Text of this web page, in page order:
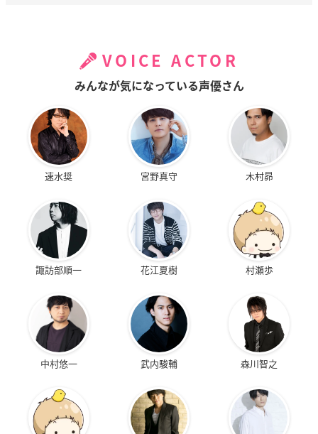
VOICE ACTOR
みんなが気になっている声優さん
速水奨 宮野真守 木村昴
諏訪部順一 花江夏樹 村瀬歩
中村悠一 武内駿輔 森川智之